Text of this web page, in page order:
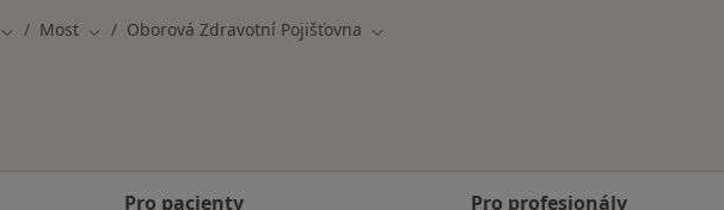
Změna města
Most Změna města
Oborová Zdravotní Pojišťovna Změna města
Pro pacienty Pro profesionály